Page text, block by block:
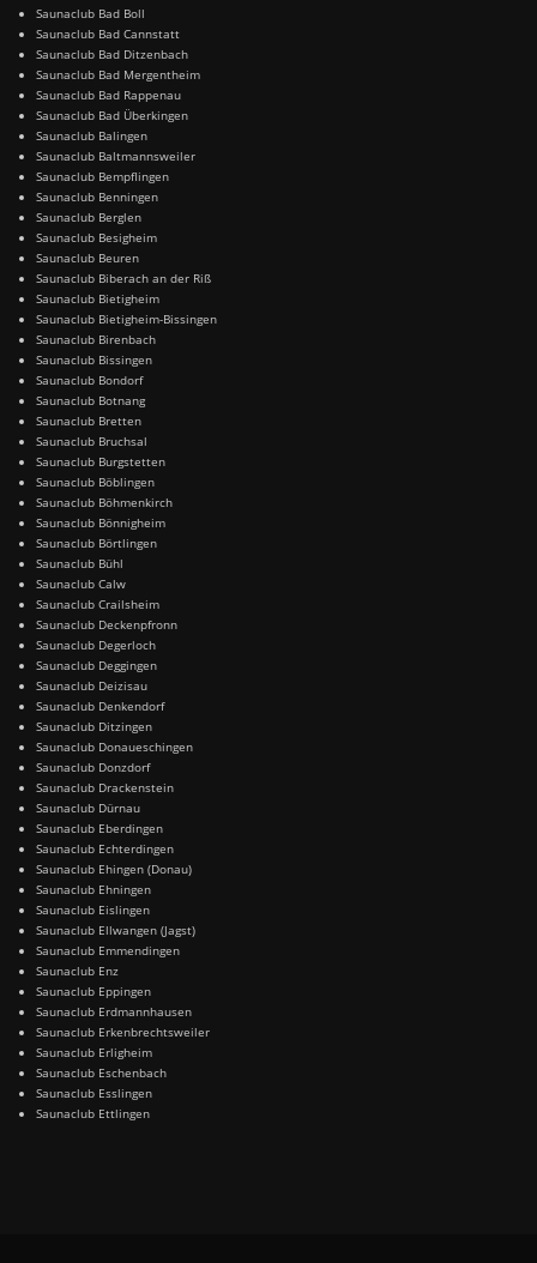
Saunaclub Bad Boll
Saunaclub Bad Cannstatt
Saunaclub Bad Ditzenbach
Saunaclub Bad Mergentheim
Saunaclub Bad Rappenau
Saunaclub Bad Überkingen
Saunaclub Balingen
Saunaclub Baltmannsweiler
Saunaclub Bempflingen
Saunaclub Benningen
Saunaclub Berglen
Saunaclub Besigheim
Saunaclub Beuren
Saunaclub Biberach an der Riß
Saunaclub Bietigheim
Saunaclub Bietigheim-Bissingen
Saunaclub Birenbach
Saunaclub Bissingen
Saunaclub Bondorf
Saunaclub Botnang
Saunaclub Bretten
Saunaclub Bruchsal
Saunaclub Burgstetten
Saunaclub Böblingen
Saunaclub Böhmenkirch
Saunaclub Bönnigheim
Saunaclub Börtlingen
Saunaclub Bühl
Saunaclub Calw
Saunaclub Crailsheim
Saunaclub Deckenpfronn
Saunaclub Degerloch
Saunaclub Deggingen
Saunaclub Deizisau
Saunaclub Denkendorf
Saunaclub Ditzingen
Saunaclub Donaueschingen
Saunaclub Donzdorf
Saunaclub Drackenstein
Saunaclub Dürnau
Saunaclub Eberdingen
Saunaclub Echterdingen
Saunaclub Ehingen (Donau)
Saunaclub Ehningen
Saunaclub Eislingen
Saunaclub Ellwangen (Jagst)
Saunaclub Emmendingen
Saunaclub Enz
Saunaclub Eppingen
Saunaclub Erdmannhausen
Saunaclub Erkenbrechtsweiler
Saunaclub Erligheim
Saunaclub Eschenbach
Saunaclub Esslingen
Saunaclub Ettlingen